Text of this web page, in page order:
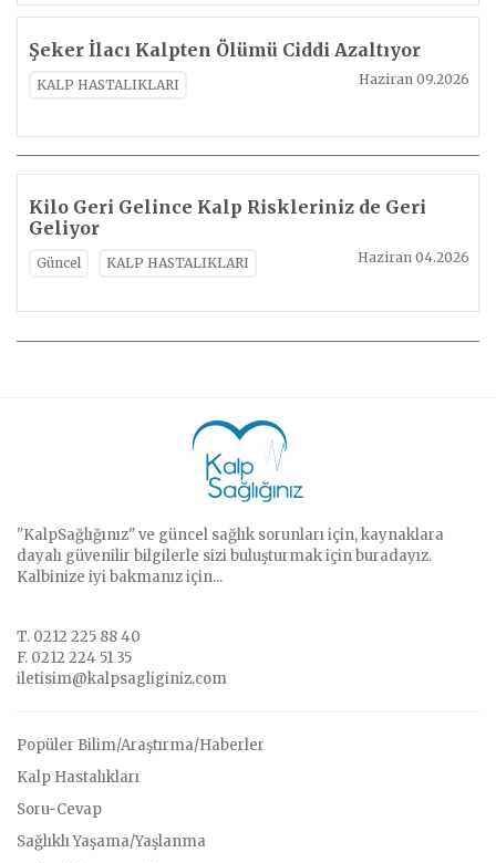
Şeker İlacı Kalpten Ölümü Ciddi Azaltıyor
KALP HASTALIKLARI Haziran 09.2026
Kilo Geri Gelince Kalp Riskleriniz de Geri
Geliyor
Güncel KALP HASTALIKLARI Haziran 04.2026
"KalpSağlığınız" ve güncel sağlık sorunları için, kaynaklara
dayalı güvenilir bilgilerle sizi buluşturmak için buradayız.
Kalbinize iyi bakmanız için...
T. 0212 225 88 40
F. 0212 224 51 35
iletisim@kalpsagliginiz.com
Popüler Bilim/Araştırma/Haberler
Kalp Hastalıkları
Soru-Cevap
Sağlıklı Yaşama/Yaşlanma